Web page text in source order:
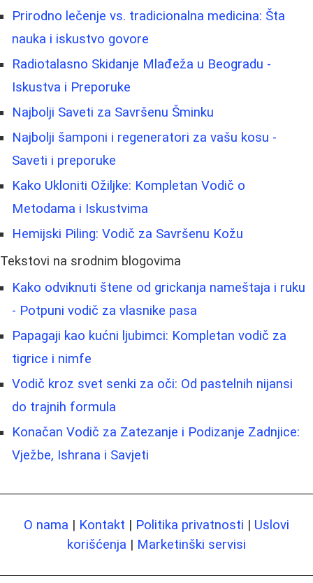
Prirodno lečenje vs. tradicionalna medicina: Šta
nauka i iskustvo govore
Radiotalasno Skidanje Mlađeža u Beogradu -
Iskustva i Preporuke
Najbolji Saveti za Savršenu Šminku
Najbolji šamponi i regeneratori za vašu kosu -
Saveti i preporuke
Kako Ukloniti Ožiljke: Kompletan Vodič o
Metodama i Iskustvima
Hemijski Piling: Vodič za Savršenu Kožu
Tekstovi na srodnim blogovima
Kako odviknuti štene od grickanja nameštaja i ruku
- Potpuni vodič za vlasnike pasa
Papagaji kao kućni ljubimci: Kompletan vodič za
tigrice i nimfe
Vodič kroz svet senki za oči: Od pastelnih nijansi
do trajnih formula
Konačan Vodič za Zatezanje i Podizanje Zadnjice:
Vježbe, Ishrana i Savjeti
O nama | Kontakt | Politika privatnosti | Uslovi
korišćenja | Marketinški servisi